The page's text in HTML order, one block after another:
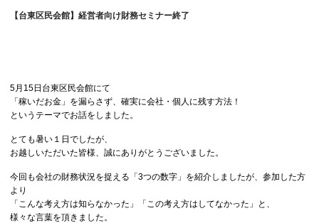
【台東区民会館】経営者向け財務セミナー終了
5月15日台東区民会館にて
「稼いだお金」を漏らさず、確実に会社・個人に残す方法！
というテーマでお話をしました。
とても暑い１日でしたが、
お越しいただいた皆様、誠にありがとうございました。
今回も会社の財務状況を捉える「3つの数字」を紹介しましたが、参加した方
より
「こんな考え方は知らなかった」「この考え方はしてなかった」と、
様々な言葉を頂きました。